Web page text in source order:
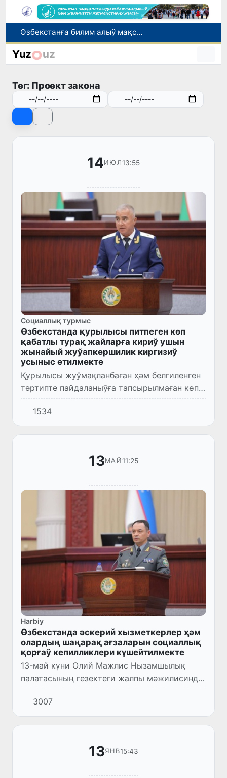
Жасалма интеллект биринши мәрте тәбиятта жоқ вирусларды жаратыўға жәрдем берди
Өзбекстанда усы ҳәптеде +42 градусқа шекем ыссы болыўы күтилмекте
Өзбекстанға билим алыў мақсетинде келген сырт еллилер саны 2,2 есеге артты
Yuz uz
Тег: Проект закона
14ИЮЛ13:55
Социаллық турмыс
Өзбекстанда қурылысы питпеген көп
қабатлы турақ жайларға кириў ушын
жынайый жуўапкершилик киргизиў
усыныс етилмекте
Қурылысы жуўмақланбаған ҳәм белгиленген
тәртипте пайдаланыўға тапсырылмаған көп
қабатлы турақ жайларда пуқаралардың
нызамсыз жасаў жағдайларының алдын
алыўға қаратылған нызам жойба...
1534
13МАЙ11:25
Harbiy
Өзбекстанда әскерий хызметкерлер ҳәм
олардың шаңарақ ағзаларын социаллық
қорғаў кепилликлери күшейтилмекте
13-май күни Олий Мажлис Нызамшылық
палатасының гезектеги жалпы мәжилисинде
"Әскерий хызметкерлердиң статусы ҳәм
оларды социаллық қорғаў ҳаққында"ғы
нызам жойбары биринши оқыўда көр...
3007
13ЯНВ15:43